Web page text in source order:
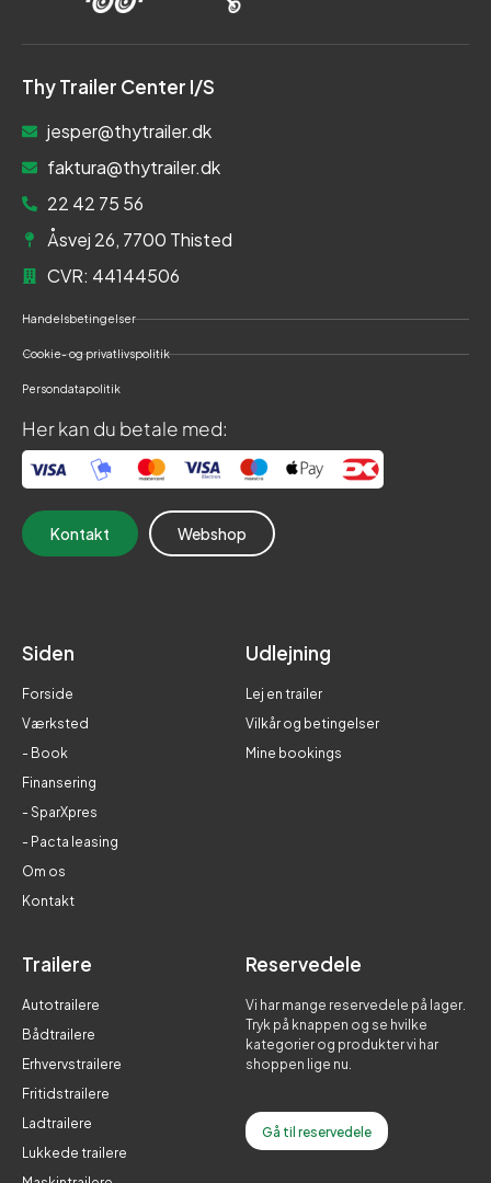
Thy Trailer Center I/S
jesper@thytrailer.dk
faktura@thytrailer.dk
22 42 75 56
Åsvej 26, 7700 Thisted
CVR: 44144506
Handelsbetingelser
Cookie- og privatlivspolitik
Persondatapolitik
Her kan du betale med:
Kontakt Webshop
Siden
Forside
Værksted
- Book
Finansering
- SparXpres
- Pacta leasing
Om os
Kontakt
Udlejning
Lej en trailer
Vilkår og betingelser
Mine bookings
Trailere
Autotrailere
Bådtrailere
Erhvervstrailere
Fritidstrailere
Ladtrailere
Lukkede trailere
Reservedele
Vi har mange reservedele på lager.
Tryk på knappen og se hvilke
kategorier og produkter vi har
shoppen lige nu.
Gå til reservedele